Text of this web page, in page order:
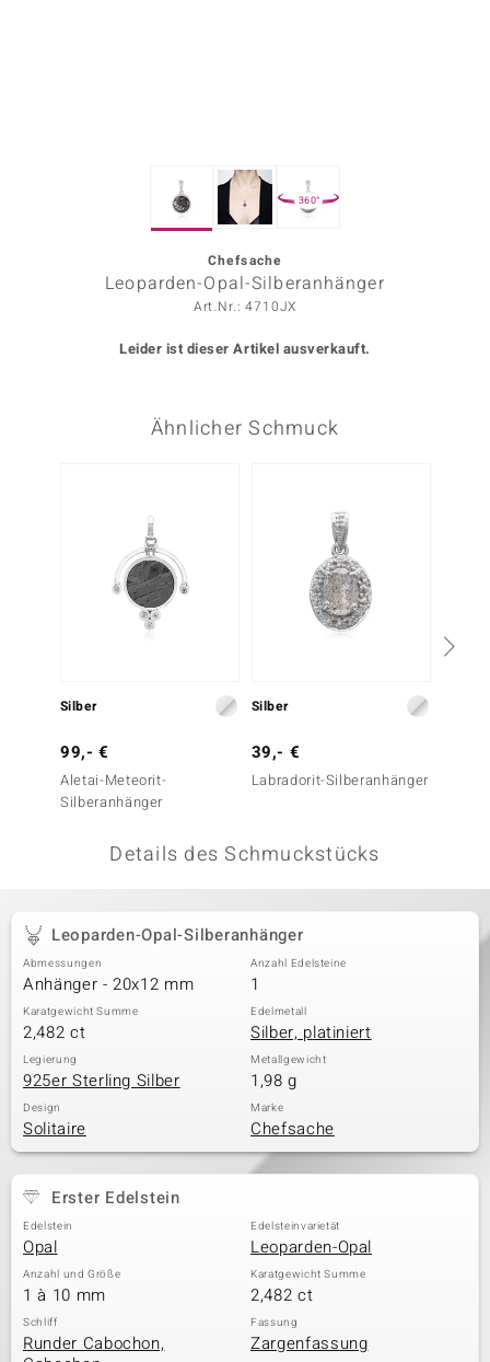
BY DE MELO
Classics
360°
Chefsache
Leoparden-Opal-Silberanhänger
Art.Nr.: 4710JX
Leider ist dieser Artikel ausverkauft.
Ähnlicher Schmuck
Silber
99,- €
Aletai-Meteorit-
Silberanhänger
Silber
39,- €
Labradorit-Silberanhänger
Details des Schmuckstücks
Leoparden-Opal-Silberanhänger
Abmessungen
Anhänger - 20x12 mm
Anzahl Edelsteine
1
Karatgewicht Summe
2,482 ct
Edelmetall
Silber, platiniert
Legierung
925er Sterling Silber
Metallgewicht
1,98 g
Design
Solitaire
Marke
Chefsache
Erster Edelstein
Edelstein
Opal
Edelsteinvarietät
Leoparden-Opal
Anzahl und Größe
1 à 10 mm
Karatgewicht Summe
2,482 ct
Schliff
Runder Cabochon,
Fassung
Zargenfassung